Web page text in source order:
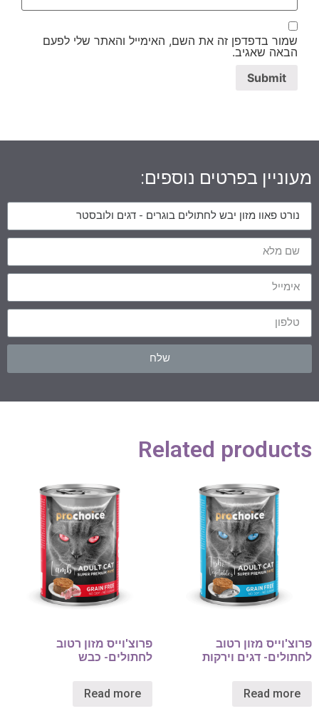
שמור בדפדפן זה את השם, האימייל והאתר שלי לפעם
הבאה שאגיב.
מעוניין בפרטים נוספים:
שלח
Related products
פרוצ'וייס מזון רטוב
לחתולים- דגים וירקות
Read more
פרוצ'וייס מזון רטוב
לחתולים- כבש
Read more